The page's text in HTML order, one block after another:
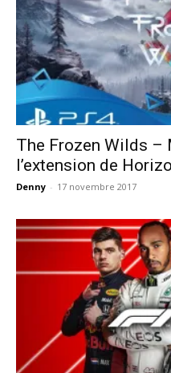
The Frozen Wilds –
l’extension de
Denny - 17 novembre 2017